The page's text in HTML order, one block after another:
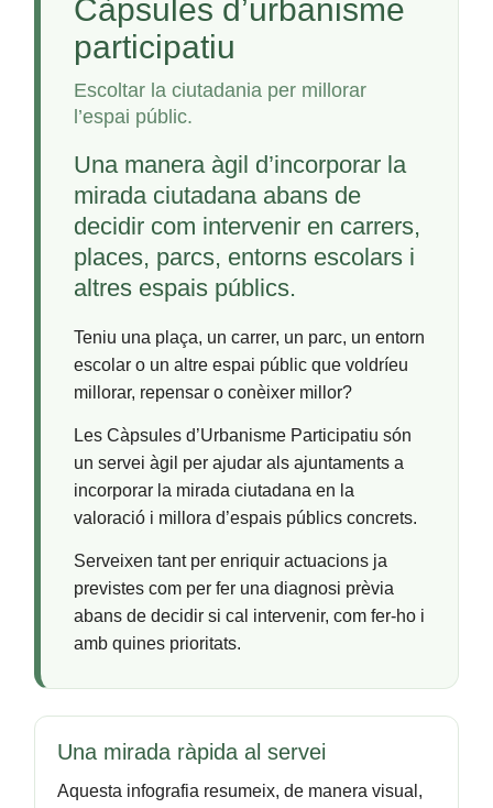
Càpsules d’urbanisme
participatiu
Escoltar la ciutadania per millorar
l’espai públic.
Una manera àgil d’incorporar la
mirada ciutadana abans de
decidir com intervenir en carrers,
places, parcs, entorns escolars i
altres espais públics.
Teniu una plaça, un carrer, un parc, un entorn
escolar o un altre espai públic que voldríeu
millorar, repensar o conèixer millor?
Les Càpsules d’Urbanisme Participatiu són
un servei àgil per ajudar als ajuntaments a
incorporar la mirada ciutadana en la
valoració i millora d’espais públics concrets.
Serveixen tant per enriquir actuacions ja
previstes com per fer una diagnosi prèvia
abans de decidir si cal intervenir, com fer-ho i
amb quines prioritats.
Una mirada ràpida al servei
Aquesta infografia resumeix, de manera visual,